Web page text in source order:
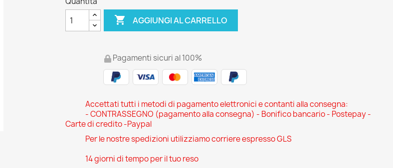
 AGGIUNGI AL CARRELLO
Pagamenti sicuri al 100%
Accettati tutti i metodi di pagamento elettronici e contanti alla consegna:
- CONTRASSEGNO (pagamento alla consegna) - Bonifico bancario - Postepay -
Carte di credito -Paypal
Per le nostre spedizioni utilizziamo corriere espresso GLS
14 giorni di tempo per il tuo reso